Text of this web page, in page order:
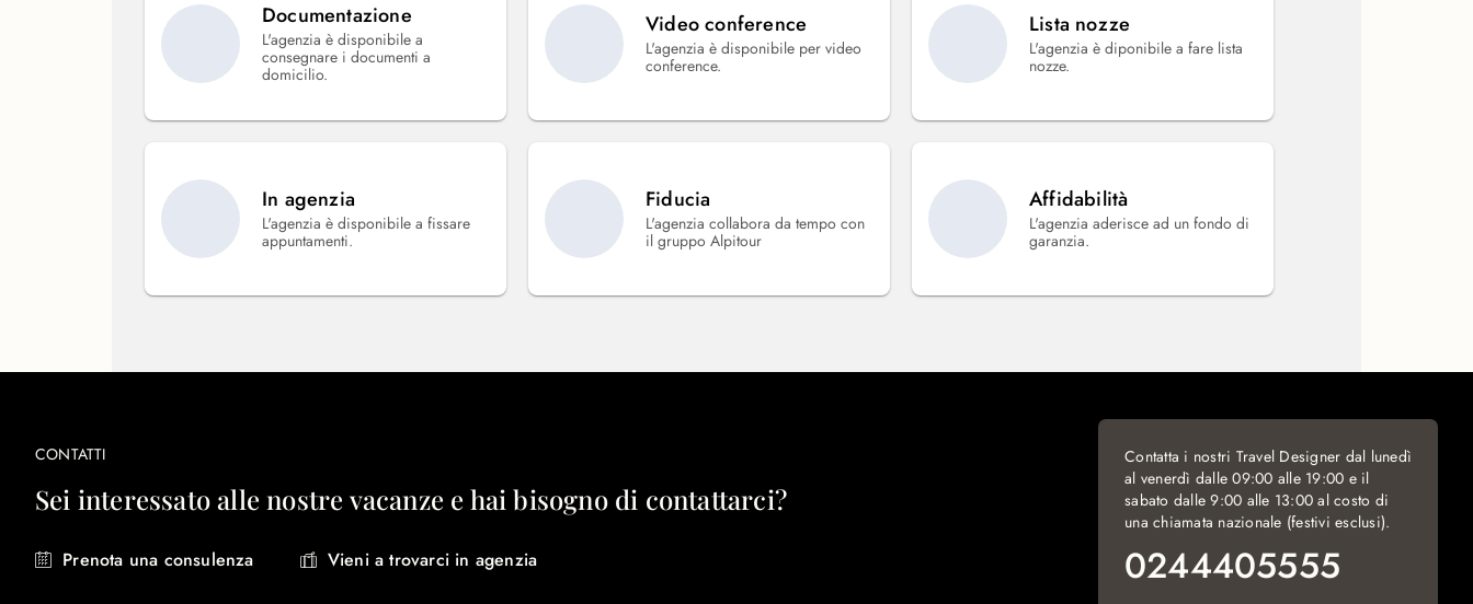
Documentazione
L'agenzia è disponibile a
consegnare i documenti a
domicilio.
Video conference
L'agenzia è disponibile per video
conference.
Lista nozze
L'agenzia è diponibile a fare lista
nozze.
In agenzia
L'agenzia è disponibile a fissare
appuntamenti.
Fiducia
L'agenzia collabora da tempo con
il gruppo Alpitour
Affidabilità
L'agenzia aderisce ad un fondo di
garanzia.
CONTATTI
Sei interessato alle nostre vacanze e hai bisogno di contattarci?
Prenota una consulenza Vieni a trovarci in agenzia
Contatta i nostri Travel Designer dal lunedì
al venerdì dalle 09:00 alle 19:00 e il
sabato dalle 9:00 alle 13:00 al costo di
una chiamata nazionale (festivi esclusi).
0244405555